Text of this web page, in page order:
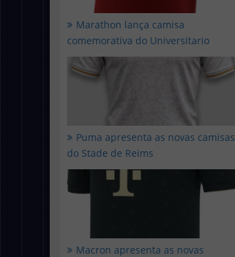
Marathon lança camisa
comemorativa do Universitario
Puma apresenta as novas camisas
do Stade de Reims
Macron apresenta as novas